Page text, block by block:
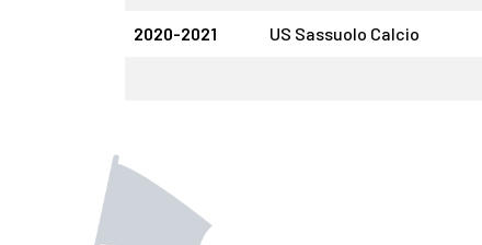
2020-2021 US Sassuolo Calcio